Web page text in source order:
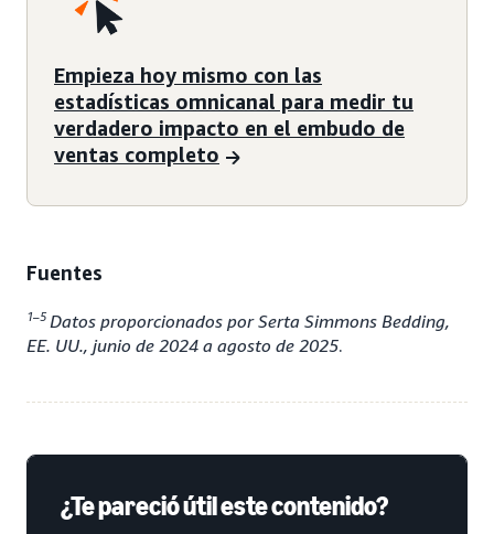
Empieza hoy mismo con las
estadísticas omnicanal para medir tu
verdadero impacto en el embudo de
ventas completo
Fuentes
1–5Datos proporcionados por Serta Simmons Bedding,
EE. UU., junio de 2024 a agosto de 2025.
¿Te pareció útil este contenido?